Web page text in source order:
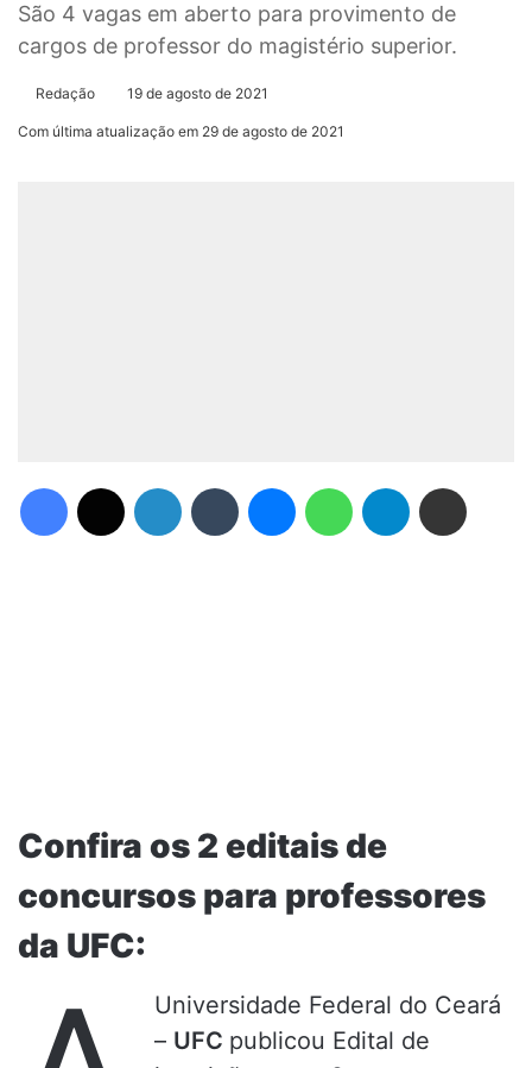
São 4 vagas em aberto para provimento de
cargos de professor do magistério superior.
Redação 19 de agosto de 2021
Com última atualização em 29 de agosto de 2021
Confira os 2 editais de
concursos para professores
da UFC:
Universidade Federal do Ceará
– UFC publicou Edital de